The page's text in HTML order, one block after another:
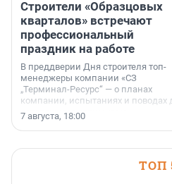
Строители «Образцовых
кварталов» встречают
профессиональный
праздник на работе
В преддверии Дня строителя топ-
менеджеры компании «СЗ
„Терминал-Ресурс“ — о планах
компании, испытаниях и поводах
осторожного оптимизма.
7 августа, 18:00
ТОП